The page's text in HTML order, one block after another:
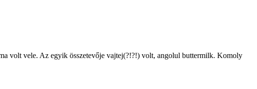
volt vele. Az egyik összetevője vajtej(?!?!) volt, angolul buttermilk. Komoly